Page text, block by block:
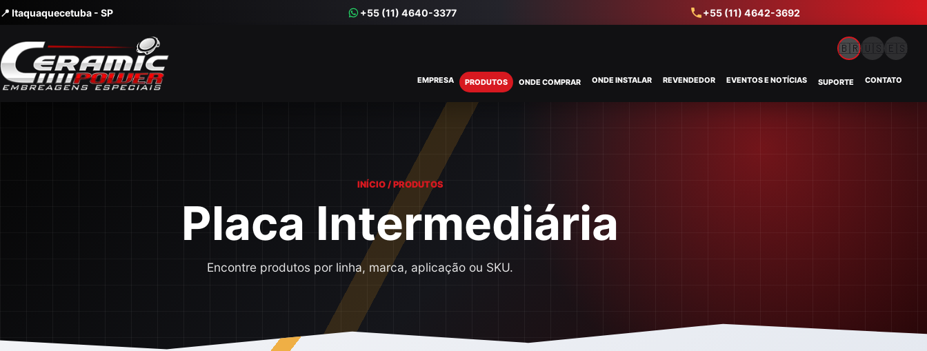
📍 Itaquaquecetuba - SP +55 (11) 4640-3377 +55 (11) 4642-3692
EMPRESA PRODUTOS ONDE COMPRAR ONDE INSTALAR REVENDEDOR EVENTOS E NOTÍCIAS SUPORTE CONTATO
🇧🇷🇺🇸🇪🇸
INÍCIO / PRODUTOS
Placa Intermediária
Encontre produtos por linha, marca, aplicação ou SKU.